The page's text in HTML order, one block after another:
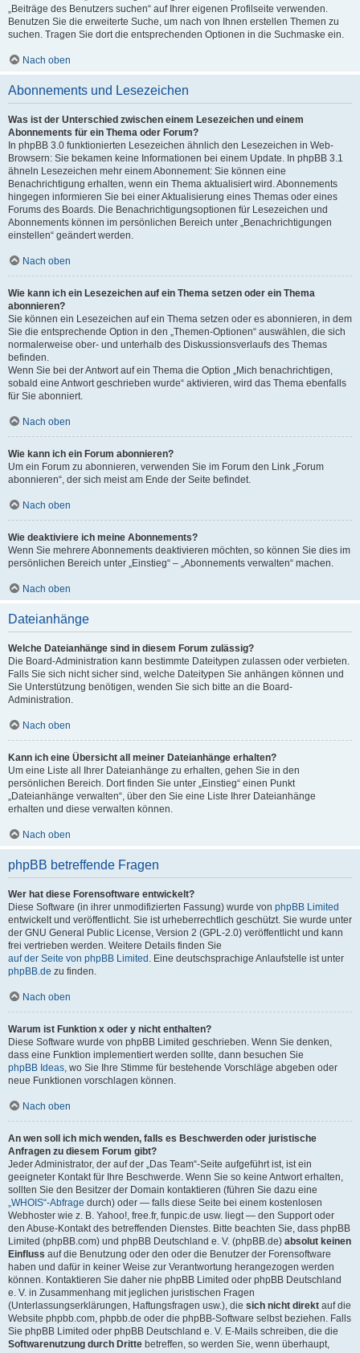
„Beiträge des Benutzers suchen“ auf Ihrer eigenen Profilseite verwenden.
Benutzen Sie die erweiterte Suche, um nach von Ihnen erstellen Themen zu
suchen. Tragen Sie dort die entsprechenden Optionen in die Suchmaske ein.
Nach oben
Abonnements und Lesezeichen
Was ist der Unterschied zwischen einem Lesezeichen und einem
Abonnements für ein Thema oder Forum?
In phpBB 3.0 funktionierten Lesezeichen ähnlich den Lesezeichen in Web-
Browsern: Sie bekamen keine Informationen bei einem Update. In phpBB 3.1
ähneln Lesezeichen mehr einem Abonnement: Sie können eine
Benachrichtigung erhalten, wenn ein Thema aktualisiert wird. Abonnements
hingegen informieren Sie bei einer Aktualisierung eines Themas oder eines
Forums des Boards. Die Benachrichtigungsoptionen für Lesezeichen und
Abonnements können im persönlichen Bereich unter „Benachrichtigungen
einstellen“ geändert werden.
Nach oben
Wie kann ich ein Lesezeichen auf ein Thema setzen oder ein Thema
abonnieren?
Sie können ein Lesezeichen auf ein Thema setzen oder es abonnieren, in dem
Sie die entsprechende Option in den „Themen-Optionen“ auswählen, die sich
normalerweise ober- und unterhalb des Diskussionsverlaufs des Themas
befinden.
Wenn Sie bei der Antwort auf ein Thema die Option „Mich benachrichtigen,
sobald eine Antwort geschrieben wurde“ aktivieren, wird das Thema ebenfalls
für Sie abonniert.
Nach oben
Wie kann ich ein Forum abonnieren?
Um ein Forum zu abonnieren, verwenden Sie im Forum den Link „Forum
abonnieren“, der sich meist am Ende der Seite befindet.
Nach oben
Wie deaktiviere ich meine Abonnements?
Wenn Sie mehrere Abonnements deaktivieren möchten, so können Sie dies im
persönlichen Bereich unter „Einstieg“ – „Abonnements verwalten“ machen.
Nach oben
Dateianhänge
Welche Dateianhänge sind in diesem Forum zulässig?
Die Board-Administration kann bestimmte Dateitypen zulassen oder verbieten.
Falls Sie sich nicht sicher sind, welche Dateitypen Sie anhängen können und
Sie Unterstützung benötigen, wenden Sie sich bitte an die Board-
Administration.
Nach oben
Kann ich eine Übersicht all meiner Dateianhänge erhalten?
Um eine Liste all Ihrer Dateianhänge zu erhalten, gehen Sie in den
persönlichen Bereich. Dort finden Sie unter „Einstieg“ einen Punkt
„Dateianhänge verwalten“, über den Sie eine Liste Ihrer Dateianhänge
erhalten und diese verwalten können.
Nach oben
phpBB betreffende Fragen
Wer hat diese Forensoftware entwickelt?
Diese Software (in ihrer unmodifizierten Fassung) wurde von phpBB Limited
entwickelt und veröffentlicht. Sie ist urheberrechtlich geschützt. Sie wurde unter
der GNU General Public License, Version 2 (GPL-2.0) veröffentlicht und kann
frei vertrieben werden. Weitere Details finden Sie
auf der Seite von phpBB Limited . Eine deutschsprachige Anlaufstelle ist unter
phpBB.de zu finden.
Nach oben
Warum ist Funktion x oder y nicht enthalten?
Diese Software wurde von phpBB Limited geschrieben. Wenn Sie denken,
dass eine Funktion implementiert werden sollte, dann besuchen Sie
phpBB Ideas, wo Sie Ihre Stimme für bestehende Vorschläge abgeben oder
neue Funktionen vorschlagen können.
Nach oben
An wen soll ich mich wenden, falls es Beschwerden oder juristische
Anfragen zu diesem Forum gibt?
Jeder Administrator, der auf der „Das Team“-Seite aufgeführt ist, ist ein
geeigneter Kontakt für Ihre Beschwerde. Wenn Sie so keine Antwort erhalten,
sollten Sie den Besitzer der Domain kontaktieren (führen Sie dazu eine
„WHOIS“-Abfrage durch) oder — falls diese Seite bei einem kostenlosen
Webhoster wie z. B. Yahoo!, free.fr, funpic.de usw. liegt — den Support oder
den Abuse-Kontakt des betreffenden Dienstes. Bitte beachten Sie, dass phpBB
Limited (phpBB.com) und phpBB Deutschland e. V. (phpBB.de) absolut keinen
Einfluss auf die Benutzung oder den oder die Benutzer der Forensoftware
haben und dafür in keiner Weise zur Verantwortung herangezogen werden
können. Kontaktieren Sie daher nie phpBB Limited oder phpBB Deutschland
e. V. in Zusammenhang mit jeglichen juristischen Fragen
(Unterlassungserklärungen, Haftungsfragen usw.), die sich nicht direkt auf die
Website phpbb.com, phpbb.de oder die phpBB-Software selbst beziehen. Falls
Sie phpBB Limited oder phpBB Deutschland e. V. E-Mails schreiben, die die
Softwarenutzung durch Dritte betreffen, so werden Sie, wenn überhaupt,